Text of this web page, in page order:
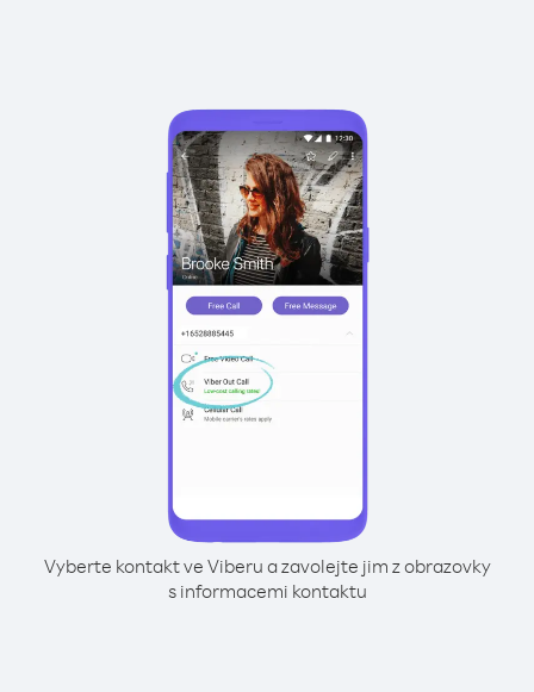
Vyberte kontakt ve Viberu a zavolejte jim z obrazovky
s informacemi kontaktu